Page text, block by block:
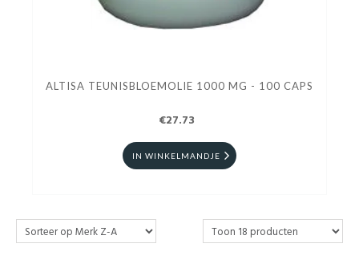
ALTISA TEUNISBLOEMOLIE 1000 MG - 100 CAPS
€27.73
IN WINKELMANDJE